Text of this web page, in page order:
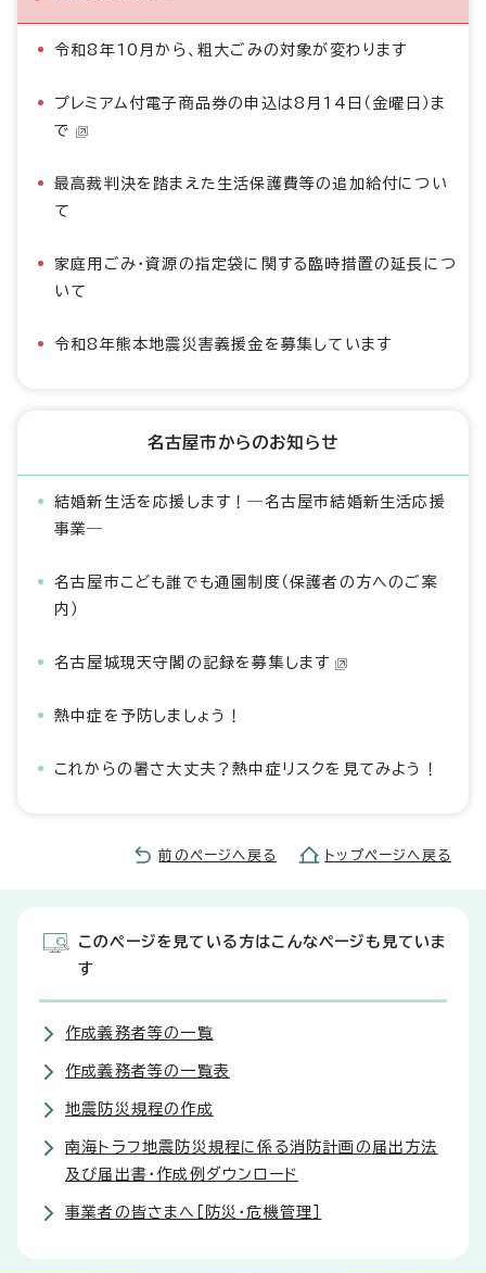
令和8年10月から、粗大ごみの対象が変わります
プレミアム付電子商品券の申込は8月14日（金曜日）ま
で
最高裁判決を踏まえた生活保護費等の追加給付につい
て
家庭用ごみ・資源の指定袋に関する臨時措置の延長につ
いて
令和8年熊本地震災害義援金を募集しています
名古屋市からのお知らせ
結婚新生活を応援します！―名古屋市結婚新生活応援
事業―
名古屋市こども誰でも通園制度（保護者の方へのご案
内）
名古屋城現天守閣の記録を募集します
熱中症を予防しましょう！
これからの暑さ大丈夫？熱中症リスクを見てみよう！
前のページへ戻る トップページへ戻る
このページを見ている方はこんなページも見ていま
す
作成義務者等の一覧
作成義務者等の一覧表
地震防災規程の作成
南海トラフ地震防災規程に係る消防計画の届出方法
及び届出書・作成例ダウンロード
事業者の皆さまへ［防災・危機管理］